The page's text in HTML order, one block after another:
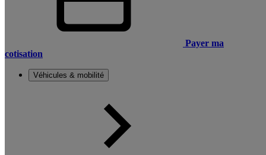
Payer ma
cotisation
Véhicules & mobilité